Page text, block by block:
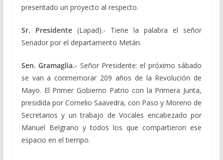
presentado un proyecto al respecto.
Sr. Presidente (Lapad).- Tiene la palabra el señor
Senador por el departamento Metán.
Sen. Gramaglia.- Señor Presidente: el próximo sábado
se van a conmemorar 209 años de la Revolución de
Mayo. El Primer Gobierno Patrio con la Primera Junta,
presidida por Cornelio Saavedra, con Paso y Moreno de
Secretarios y un trabajo de Vocales encabezado por
Manuel Belgrano y todos los que compartieron ese
espacio en el tiempo.